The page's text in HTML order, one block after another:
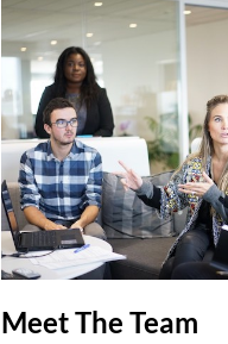
Meet The Team